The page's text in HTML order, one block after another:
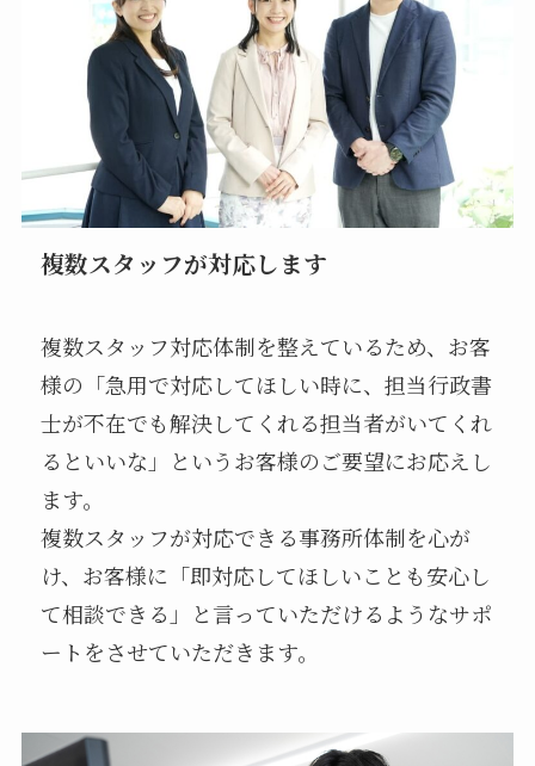
複数スタッフが対応します
複数スタッフ対応体制を整えているため、お客
様の「急用で対応してほしい時に、担当行政書
士が不在でも解決してくれる担当者がいてくれ
るといいな」というお客様のご要望にお応えし
ます。
複数スタッフが対応できる事務所体制を心が
け、お客様に「即対応してほしいことも安心し
て相談できる」と言っていただけるようなサポ
ートをさせていただきます。